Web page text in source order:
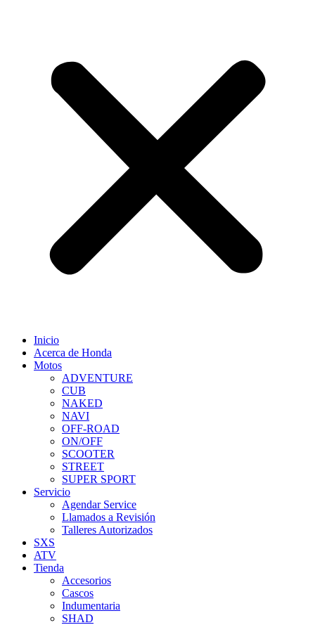
Inicio
Acerca de Honda
Motos
ADVENTURE
CUB
NAKED
NAVI
OFF-ROAD
ON/OFF
SCOOTER
STREET
SUPER SPORT
Servicio
Agendar Service
Llamados a Revisión
Talleres Autorizados
SXS
ATV
Tienda
Accesorios
Cascos
Indumentaria
SHAD